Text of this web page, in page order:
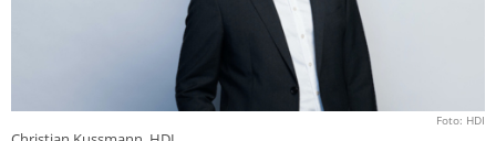
Foto: HDI